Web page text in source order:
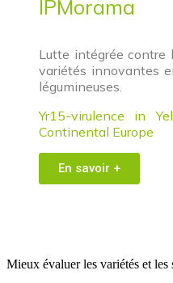
IPMorama
Lutte intégrée contre
variétés innovantes
légumineuses.
Yr15-virulence in
Continental Europe
En savoir +
Mieux évaluer les variétés et les